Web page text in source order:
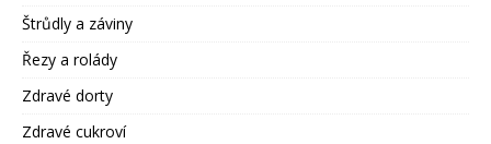
Štrůdly a záviny
Řezy a rolády
Zdravé dorty
Zdravé cukroví